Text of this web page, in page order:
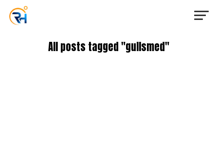
All posts tagged "gullsmed"